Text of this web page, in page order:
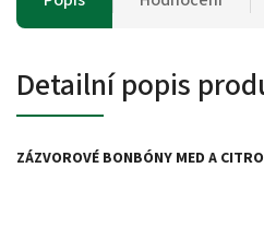
Detailní popis
ZÁZVOROVÉ BONBÓNY MED A